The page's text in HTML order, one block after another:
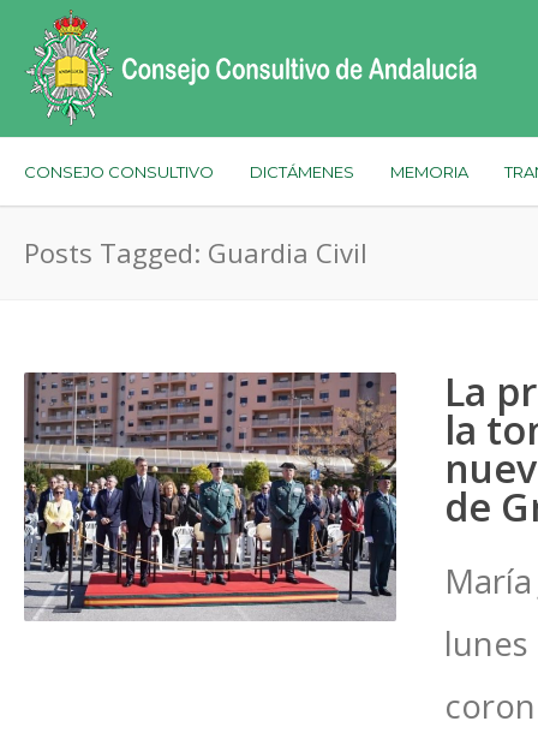
CONSEJO CONSULTIVO DICTÁMENES MEMORIA
Posts Tagged: Guardia Civil
La
la
de